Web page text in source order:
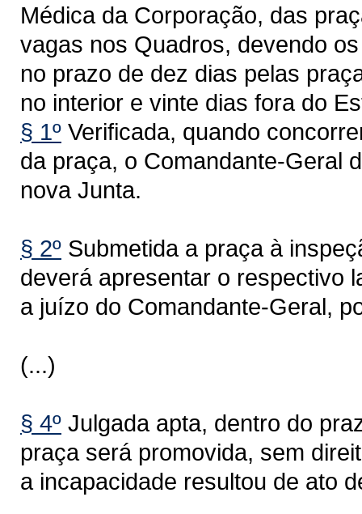
Médica da Corporação, das
vagas nos Quadros, devendo
no prazo de dez dias pelas
no interior e vinte dias fora do
§ 1º Verificada, quando
da praça, o Comandante-Geral
nova Junta.
§ 2º Submetida a praça à
deverá apresentar o respectivo
a juízo do Comandante-Geral,
(...)
§ 4º Julgada apta, dentro do
praça será promovida, sem
a incapacidade resultou de ato